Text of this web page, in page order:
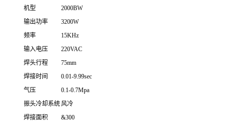
机型
2000BW
输出功率
3200W
频率
15KHz
输入电压
220VAC
焊头行程
75mm
焊接时间
0.01-9.99sec
气压
0.1-0.7Mpa
振头冷却系统 风冷
焊接面积
&300